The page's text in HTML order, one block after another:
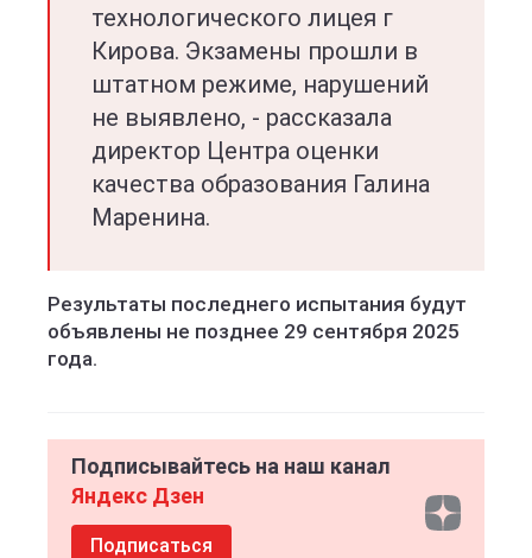
технологического лицея г
Кирова. Экзамены прошли в
штатном режиме, нарушений
не выявлено, - рассказала
директор Центра оценки
качества образования Галина
Маренина.
Результаты последнего испытания будут
объявлены не позднее 29 сентября 2025
года.
Подписывайтесь на наш канал
Яндекс Дзен
Подписаться